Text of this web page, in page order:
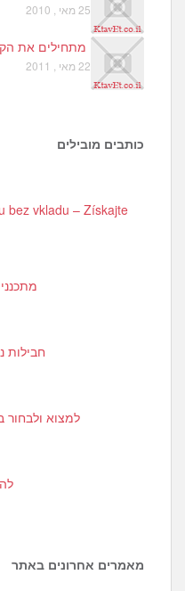
25 מאי , 2010
מתחילים את
22 מאי , 2011
כותבים מובילים
bez vkladu – Získajte
חבילות
למצוא ולבחור
מאמרים אחרונים באתר